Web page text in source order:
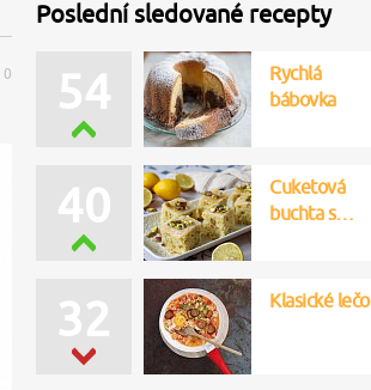
0
Poslední sledované recepty
54
Rychlá
bábovka
40
Cuketová
buchta s…
32 Klasické lečo